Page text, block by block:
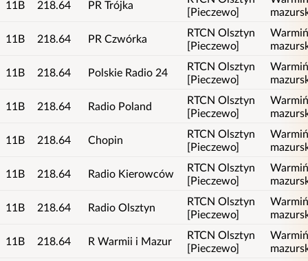
11B 218.64 PR Trójka
[Pieczewo]
11B 218.64 PR Czwórka
RTCN Olsztyn
[Pieczewo]
11B 218.64 Polskie Radio 24
RTCN Olsztyn
[Pieczewo]
11B 218.64 Radio Poland
RTCN Olsztyn
[Pieczewo]
11B 218.64 Chopin
RTCN Olsztyn
[Pieczewo]
11B 218.64 Radio Kierowców
RTCN Olsztyn
[Pieczewo]
11B 218.64 Radio Olsztyn
RTCN Olsztyn
[Pieczewo]
11B 218.64 R Warmii i Mazur
RTCN Olsztyn
[Pieczewo]